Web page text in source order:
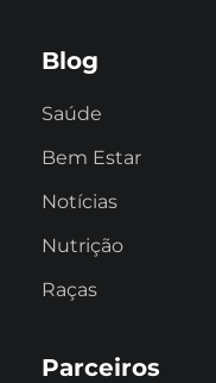
Blog
Saúde
Bem Estar
Notícias
Nutrição
Raças
Parceiros